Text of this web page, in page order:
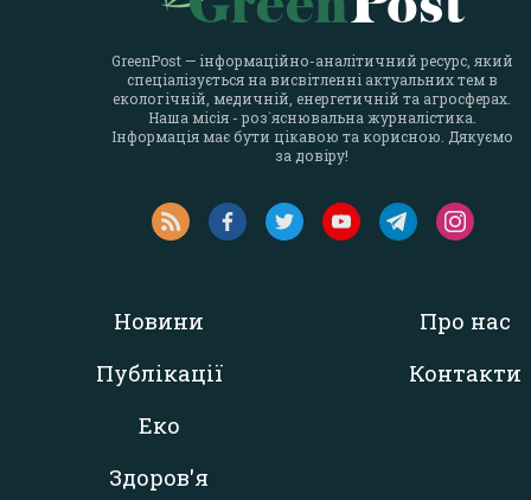
GreenPost — інформаційно-аналітичний ресурс, який
спеціалізується на висвітленні актуальних тем в
екологічній, медичній, енергетичній та агросферах.
Наша місія - роз`яснювальна журналістика.
Інформація має бути цікавою та корисною. Дякуємо
за довіру!
Новини
Публікації
Еко
Здоров'я
Про нас
Контакти